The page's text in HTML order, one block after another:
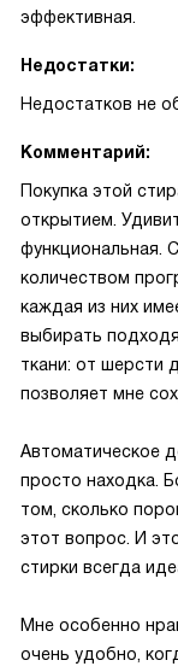
эффективная.
Недостатки:
Недостатков не
Комментарий:
Покупка этой
открытием.
функциональная.
количеством
каждая из них
выбирать
ткани: от шерсти
позволяет мне
Автоматическое
просто находка.
том, сколько
этот вопрос. И
стирки всегда
Мне особенно
очень удобно,